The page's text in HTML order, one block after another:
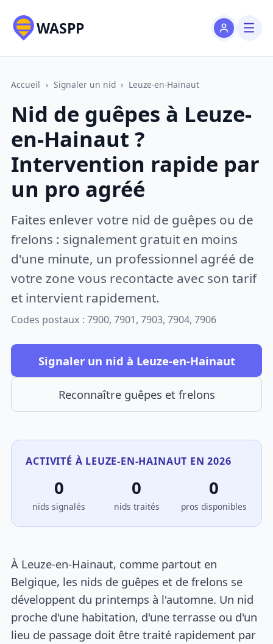
WASPP
Accueil › Signaler un nid › Leuze-en-Hainaut
Nid de guêpes à Leuze-
en-Hainaut ?
Intervention rapide par
un pro agréé
Faites enlever votre nid de guêpes ou de
frelons : signalement gratuit en moins
d'une minute, un professionnel agréé de
votre zone vous recontacte avec son tarif
et intervient rapidement.
Codes postaux : 7900, 7901, 7903, 7904, 7906
Signaler un nid à Leuze-en-Hainaut
Reconnaître guêpes et frelons
ACTIVITÉ À LEUZE-EN-HAINAUT EN 2026
0
nids signalés
0
nids traités
0
pros disponibles
À Leuze-en-Hainaut, comme partout en
Belgique, les nids de guêpes et de frelons se
développent du printemps à l'automne. Un nid
proche d'une habitation, d'une terrasse ou d'un
lieu de passage doit être traité rapidement par